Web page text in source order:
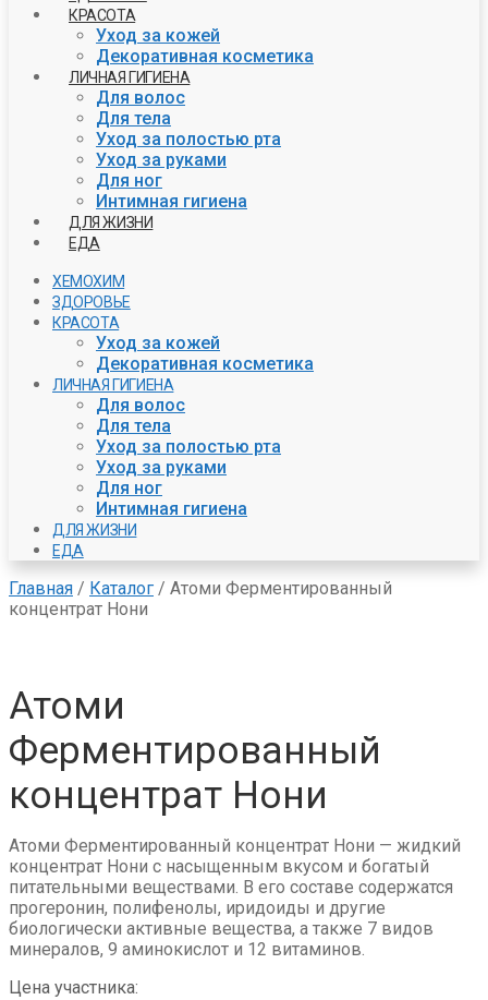
КРАСОТА
Уход за кожей
Декоративная косметика
ЛИЧНАЯ ГИГИЕНА
Для волос
Для тела
Уход за полостью рта
Уход за руками
Для ног
Интимная гигиена
ДЛЯ ЖИЗНИ
ЕДА
ХЕМОХИМ
ЗДОРОВЬЕ
КРАСОТА
Уход за кожей
Декоративная косметика
ЛИЧНАЯ ГИГИЕНА
Для волос
Для тела
Уход за полостью рта
Уход за руками
Для ног
Интимная гигиена
ДЛЯ ЖИЗНИ
ЕДА
Главная / Каталог / Атоми Ферментированный
концентрат Нони
Атоми
Ферментированный
концентрат Нони
Атоми Ферментированный концентрат Нони — жидкий
концентрат Нони с насыщенным вкусом и богатый
питательными веществами. В его составе содержатся
прогеронин, полифенолы, иридоиды и другие
биологически активные вещества, а также 7 видов
минералов, 9 аминокислот и 12 витаминов.
Цена участника: